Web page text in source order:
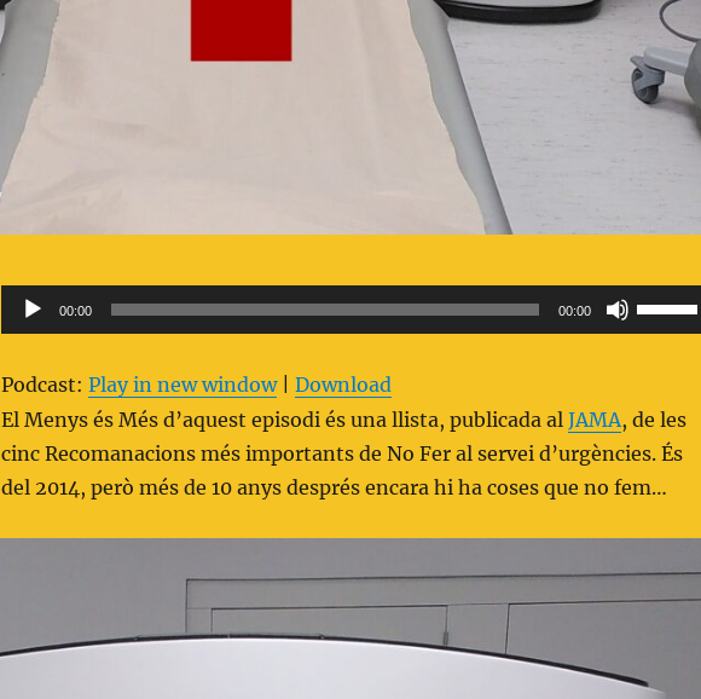
Reproductor
d'àudio
00:00 00:00
Feu
servir
amunt/
avall
per
Podcast: Play in new window| Download
El Menys és Més d’aquest episodi és una llista, publicada al JAMA, de les
cinc Recomanacions més importants de No Fer al servei d’urgències. És
del 2014, però més de 10 anys després encara hi ha coses que no fem…